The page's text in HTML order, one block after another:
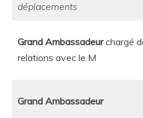
déplacements
Grand Ambassadeurchargé
relations avec le M
Grand Ambassadeur